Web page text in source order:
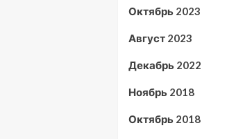
Октябрь 2023
Август 2023
Декабрь 2022
Ноябрь 2018
Октябрь 2018